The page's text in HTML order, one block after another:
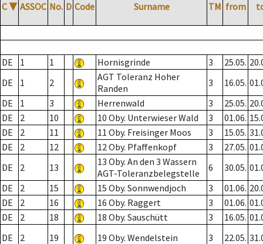
C ▼ ASSOC No. D Code Surname TM from
DE 1 1 Hornisgrinde 3 25.05.
DE
1 2
AGT Toleranz Hoher
Randen
3 16.05.
DE
1 3 Herrenwald 3 25.05.
DE
2 10 10 Oby. Unterwieser Wald 3 01.06.
DE
2 11 11 Oby. Freisinger Moos 3 15.05.
DE
2 12 12 Oby. Pfaffenkopf 3 27.05.
DE
2 13
13 Oby. An den 3 Wassern
AGT-Toleranzbelegstelle
6 30.05.
DE
2 15 15 Oby. Sonnwendjoch 3 01.06.
DE
2 16 16 Oby. Raggert 3 01.06.
DE
2 18 18 Oby. Sauschütt 3 16.05.
DE
2 19 19 Oby. Wendelstein 3 22.05.